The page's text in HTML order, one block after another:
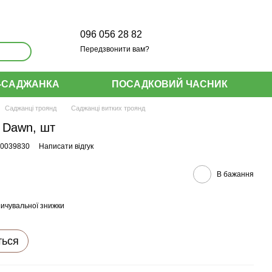
096 056 28 82
Передзвонити вам?
САДЖАНКА ПОСАДКОВИЙ ЧАСНИК
Саджанці троянд Саджанці витких троянд
Dawn, шт
Написати відгук
В бажання
знижки